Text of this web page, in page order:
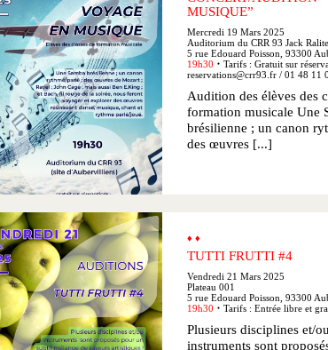
MUSIQUE”
Mercredi 19 Mars 2025
Auditorium du CRR 93 Jack Ralite
5 rue Edouard Poisson, 93300
19h30
●
Tarifs : Gratuit sur
reservations@crr93.fr / 01 48 11
Audition des élèves des
formation musicale Une
brésilienne ; un canon
des œuvres [...]
♦ ♦
TUTTI FRUTTI #4
Vendredi 21 Mars 2025
Plateau 001
5 rue Edouard Poisson, 93300
19h30
● Tarifs : Entrée libre et
Plusieurs disciplines et/ou
instruments sont